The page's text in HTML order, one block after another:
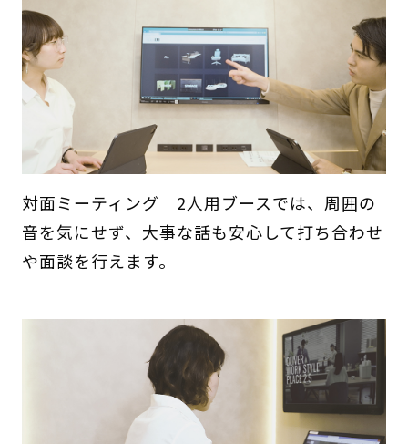
対面ミーティング 2人用ブースでは、周囲の
音を気にせず、大事な話も安心して打ち合わせ
や面談を行えます。